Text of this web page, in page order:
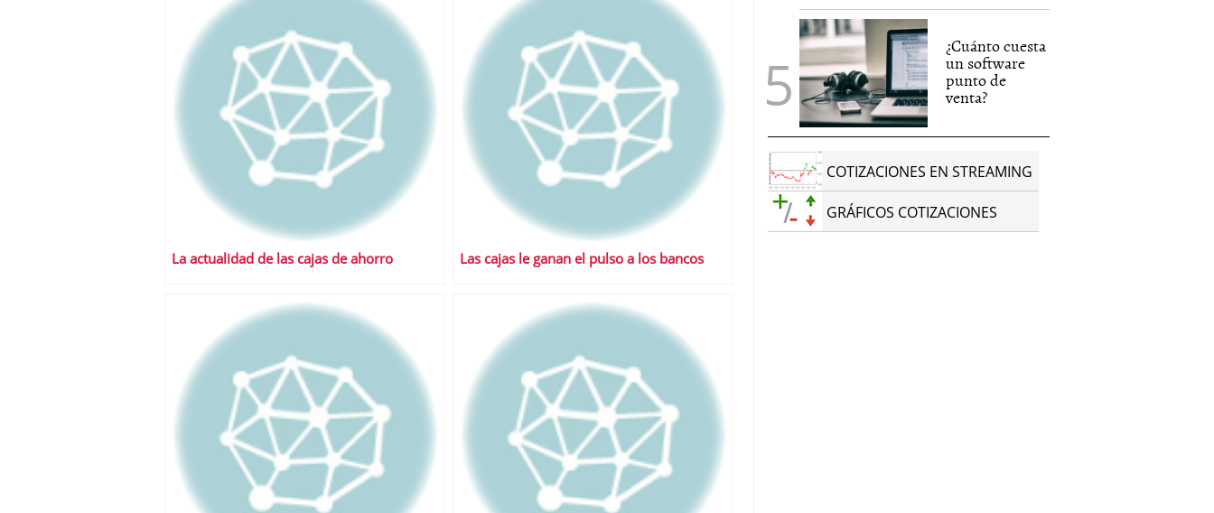
La actualidad de las cajas de ahorro Las cajas le ganan el pulso a los bancos
¿Cuánto cuesta
un software
punto de
venta?
COTIZACIONES EN STREAMING
GRÁFICOS COTIZACIONES